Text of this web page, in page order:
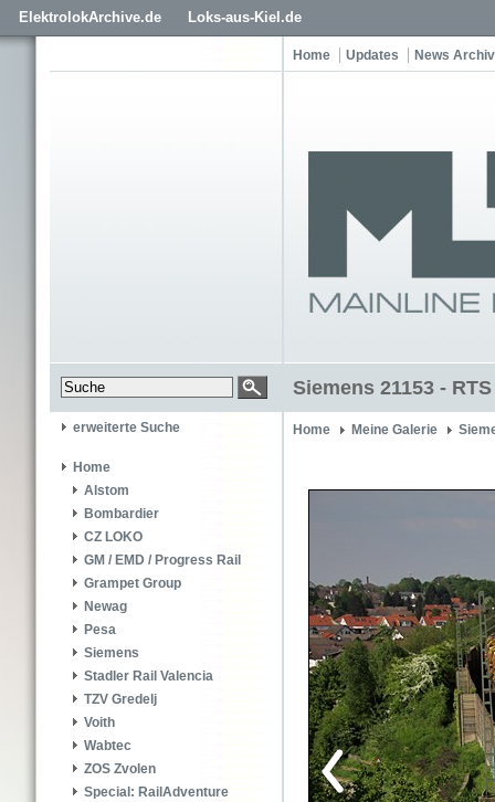
ElektrolokArchive.de Loks-aus-Kiel.de
Home Updates News Archiv
Siemens 21153 -
erweiterte Suche
Home
Alstom
Bombardier
CZ LOKO
GM / EMD / Progress Rail
Grampet Group
Newag
Pesa
Siemens
Stadler Rail Valencia
TZV Gredelj
Voith
Wabtec
ZOS Zvolen
Special: RailAdventure
Home Meine Galerie